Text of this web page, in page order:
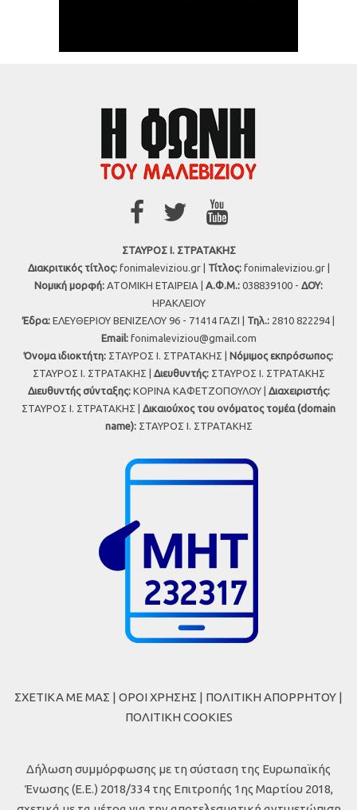
ΣΤΑΥΡΟΣ Ι. ΣΤΡΑΤΑΚΗΣ
Διακριτικός τίτλος:fonimaleviziou.gr | Τίτλος:fonimaleviziou.gr |
Νομική μορφή: ΑΤΟΜΙΚΗ ΕΤΑΙΡΕΙΑ | Α.Φ.Μ.: 038839100 - ΔΟΥ:
ΗΡΑΚΛΕΙΟΥ
Έδρα: ΕΛΕΥΘΕΡΙΟΥ ΒΕΝΙΖΕΛΟΥ 96 - 71414 ΓΑΖΙ | Τηλ.: 2810 822294 |
Εmail: fonimaleviziou@gmail.com
Όνομα ιδιοκτήτη: ΣΤΑΥΡΟΣ Ι. ΣΤΡΑΤΑΚΗΣ | Νόμιμος εκπρόσωπος:
ΣΤΑΥΡΟΣ Ι. ΣΤΡΑΤΑΚΗΣ | Διευθυντής:ΣΤΑΥΡΟΣ Ι. ΣΤΡΑΤΑΚΗΣ
Διευθυντής σύνταξης:ΚΟΡΙΝΑ ΚΑΦΕΤΖΟΠΟΥΛΟΥ | Διαχειριστής:
ΣΤΑΥΡΟΣ Ι. ΣΤΡΑΤΑΚΗΣ | Δικαιούχος του ονόματος τομέα (domain
name):ΣΤΑΥΡΟΣ Ι. ΣΤΡΑΤΑΚΗΣ
ΣΧΕΤΙΚΑ ΜΕ ΜΑΣ | ΟΡΟΙ ΧΡΗΣΗΣ | ΠΟΛΙΤΙΚΗ ΑΠΟΡΡΗΤΟΥ |
ΠΟΛΙΤΙΚΗ COOKIES
Δήλωση συμμόρφωσης με τη σύσταση της Ευρωπαϊκής
Ένωσης (Ε.Ε.) 2018/334 της Επιτροπής 1ης Μαρτίου 2018,